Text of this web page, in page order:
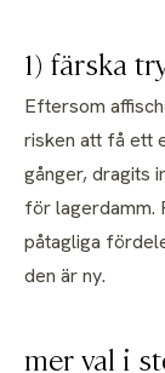
1) färska
Eftersom
risken att få ett
gånger, dragits
för lagerdamm.
påtagliga
den är ny.
mer val i